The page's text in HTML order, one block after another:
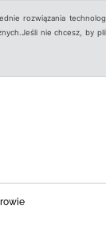
rozwiązania
nie chcesz, by